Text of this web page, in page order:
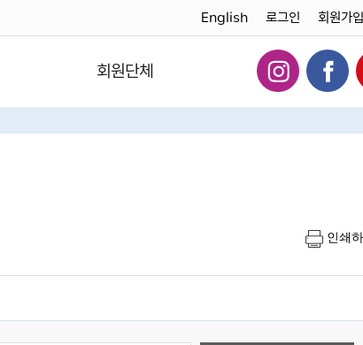
English 로그인 회원가입
회원단체
인쇄